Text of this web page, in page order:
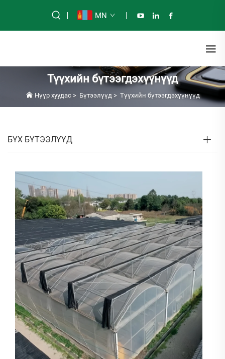
MN
Түүхийн бүтээгдэхүүнүүд
Нүүр хуудас> Бүтээлүүд> Түүхийн бүтээгдэхүүнүүд
БҮХ БҮТЭЭЛҮҮД